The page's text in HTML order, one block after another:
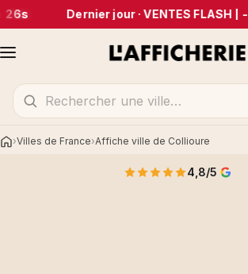
26s Dernier jour · VENTES FLASH | -
AccueilVilles de France Affiche ville de Collioure
4,8/5